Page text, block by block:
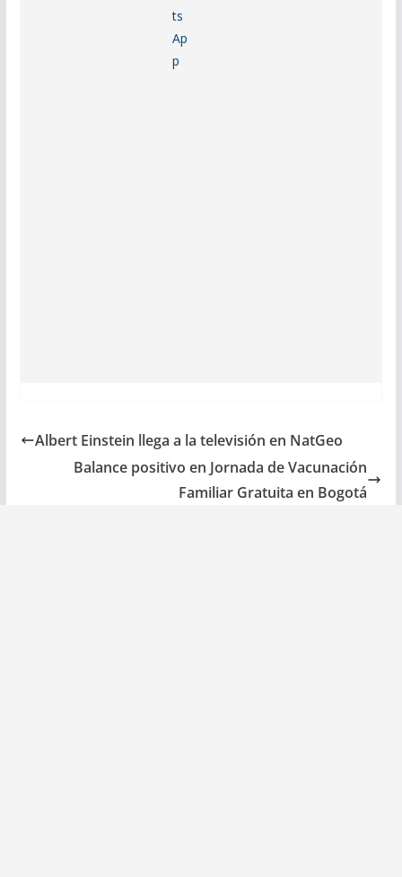
Albert Einstein llega a la televisión en NatGeo
Balance positivo en Jornada de Vacunación
Familiar Gratuita en Bogotá